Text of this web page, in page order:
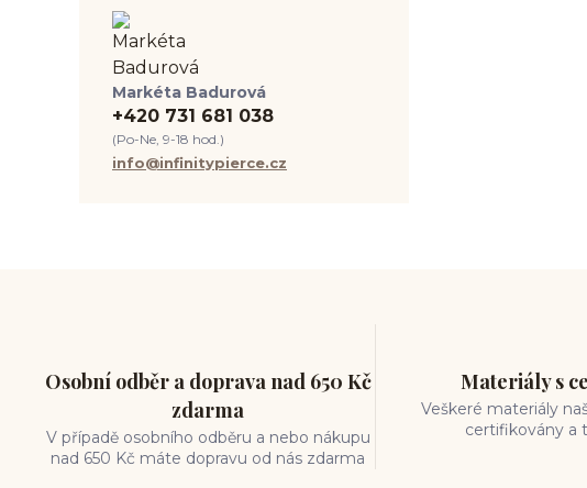
intimní piercing
tipy pro piercing
piercing pro začátečníky
body piercing
ušní piercing
piercing rady
nový piercing
piercing ucha
chirurgická ocel 316L
první piercing
hypoalergenní materiál
ocelové šperky
titan šperky
luxusní piercing
velikost piercingu
piercing do ucha
conch piercing
Markéta Badurová
+420 731 681 038
(Po-Ne, 9-18 hod.)
info@infinitypierce.cz
Osobní odběr a doprava nad 650 Kč
zdarma
V případě osobního odběru a nebo nákupu
nad 650 Kč máte dopravu od nás zdarma
Materiály s
Veškeré materiály
certifikovány a